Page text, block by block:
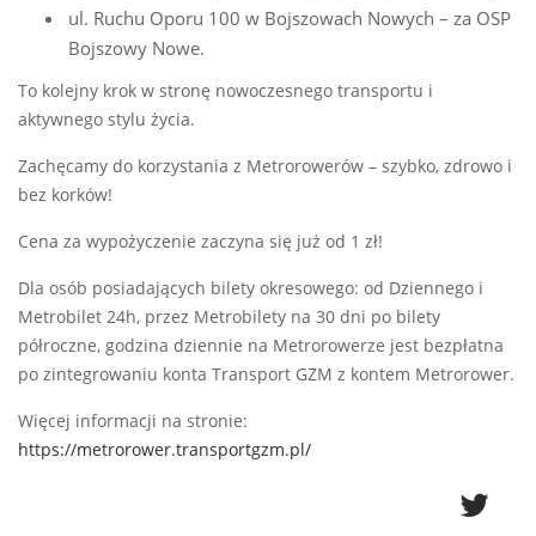
ul. Ruchu Oporu 100 w Bojszowach Nowych – za OSP
Bojszowy Nowe.
To kolejny krok w stronę nowoczesnego transportu i
aktywnego stylu życia.
Zachęcamy do korzystania z Metrorowerów – szybko, zdrowo i
bez korków!
Cena za wypożyczenie zaczyna się już od 1 zł!
Dla osób posiadających bilety okresowego: od Dziennego i
Metrobilet 24h, przez Metrobilety na 30 dni po bilety
półroczne, godzina dziennie na Metrorowerze jest bezpłatna
po zintegrowaniu konta Transport GZM z kontem Metrorower.
Więcej informacji na stronie:
https://metrorower.transportgzm.pl/